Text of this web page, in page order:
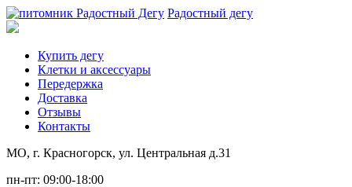
Радостный дегу
Купить дегу
Клетки и аксессуары
Передержка
Доставка
Отзывы
Контакты
МО, г. Красногорск, ул. Центральная д.31
пн-пт: 09:00-18:00